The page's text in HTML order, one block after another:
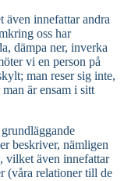
innefattar andra
oss har
dämpa ner, inverka
vi en person på
man reser sig inte,
är ensam i sitt
beskriver, nämligen
vilket även innefattar
(våra relationer till de